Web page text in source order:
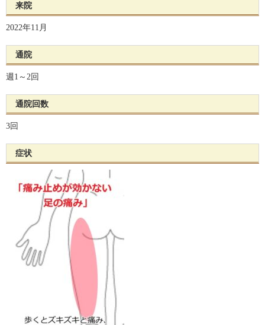
来院
2022年11月
通院
週1～2回
通院回数
3回
症状